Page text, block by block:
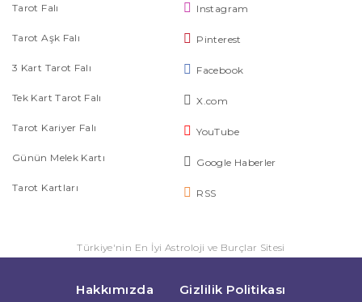
Tarot Falı
Tarot Aşk Falı
3 Kart Tarot Falı
Tek Kart Tarot Falı
Tarot Kariyer Falı
Günün Melek Kartı
Tarot Kartları
Instagram
Pinterest
Facebook
X.com
YouTube
Google Haberler
RSS
Türkiye'nin En İyi Astroloji ve Burçlar Sitesi
Hakkımızda Gizlilik Politikası